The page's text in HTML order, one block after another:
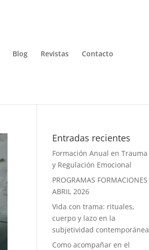
Blog Revistas Contacto
Entradas recientes
Formación Anual en Trauma
y Regulación Emocional
PROGRAMAS FORMACIONES
ABRIL 2026
Vida con trama: rituales,
cuerpo y lazo en la
subjetividad contemporánea
Como acompañar en el